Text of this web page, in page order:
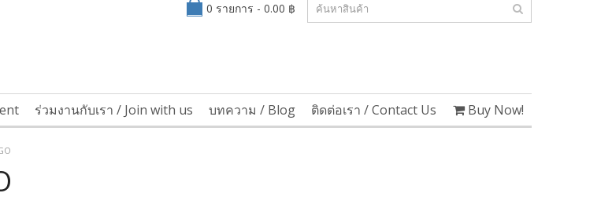
0 รายการ - 0.00 ฿
ร่วมงานกับเรา / Join with us บทความ / Blog ติดต่อเรา / Contact Us Buy Now!